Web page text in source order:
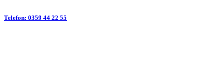
Telefon: 0359 44 22 55